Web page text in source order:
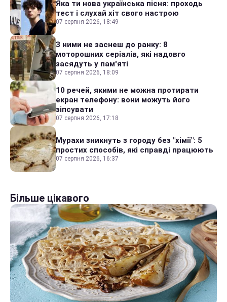
Яка ти нова українська пісня: проходь
тест і слухай хіт свого настрою
07 серпня 2026, 18:49
З ними не заснеш до ранку: 8
моторошних серіалів, які надовго
засядуть у пам'яті
07 серпня 2026, 18:09
10 речей, якими не можна протирати
екран телефону: вони можуть його
зіпсувати
07 серпня 2026, 17:18
Мурахи зникнуть з городу без "хімії": 5
простих способів, які справді працюють
07 серпня 2026, 16:37
Більше цікавого